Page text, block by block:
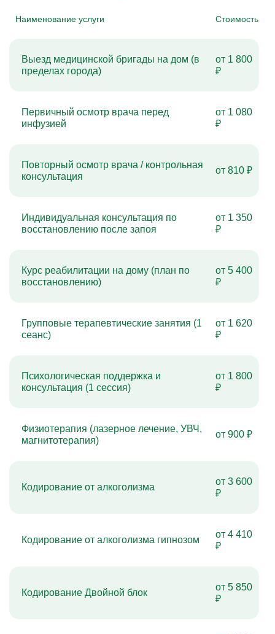
Наименование услуги Стоимость
Выезд медицинской бригады на дом (в
пределах города)
от 1 800
₽
Первичный осмотр врача перед
инфузией
от 1 080
₽
Повторный осмотр врача / контрольная
консультация
от 810 ₽
Индивидуальная консультация по
восстановлению после запоя
от 1 350
₽
Курс реабилитации на дому (план по
восстановлению)
от 5 400
₽
Групповые терапевтические занятия (1
сеанс)
от 1 620
₽
Психологическая поддержка и
консультация (1 сессия)
от 1 800
₽
Физиотерапия (лазерное лечение, УВЧ,
магнитотерапия)
от 900 ₽
Кодирование от алкоголизма
от 3 600
₽
Кодирование от алкоголизма гипнозом
от 4 410
₽
Кодирование Двойной блок
от 5 850
₽